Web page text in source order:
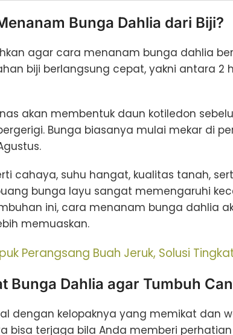
Bunga Dahlia dari Biji?
agar cara menanam bunga dahlia
biji berlangsung cepat, yakni antara 2
akan membentuk daun kotiledon
Bunga biasanya mulai mekar di
cahaya, suhu hangat, kualitas tanah,
bunga layu sangat memengaruhi
ini, cara menanam bunga dahlia
memuaskan.
Perangsang Buah Jeruk, Solusi
Bunga Dahlia agar Tumbuh
dengan kelopaknya yang memikat dan
bisa terjaga bila Anda memberi